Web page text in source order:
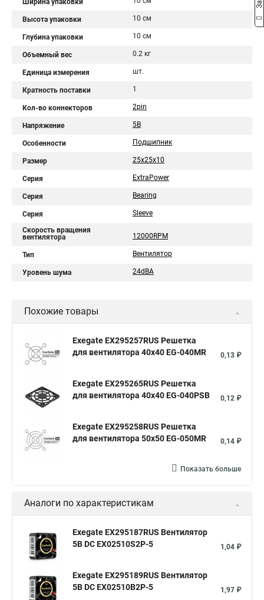
Ширина упаковки
Высота упаковки 10 см
Глубина упаковки 10 см
Объемный вес 0.2 кг
Единица измерения шт.
Кратность поставки 1
Кол-во коннекторов 2pin
Напряжение 5В
Особенности Подшипник
Размер 25x25x10
Серия ExtraPower
Серия Bearing
Серия Sleeve
Скорость вращения
вентилятора
12000RPM
Тип Вентилятор
Уровень шума 24dBA
Похожие товары
Exegate EX295257RUS Решетка
для вентилятора 40x40 EG-040MR
0,13 ₽
Exegate EX295265RUS Решетка
для вентилятора 40x40 EG-040PSB
0,12 ₽
Exegate EX295258RUS Решетка
для вентилятора 50х50 EG-050MR
0,14 ₽
Показать больше
Аналоги по характеристикам
Exegate EX295187RUS Вентилятор
5В DC EX02510S2P-5
1,04 ₽
Exegate EX295189RUS Вентилятор
5В DC EX02510B2P-5
1,97 ₽